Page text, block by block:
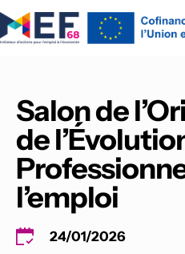
au
contenu
Salon de
de
l’emploi
24/01/2026